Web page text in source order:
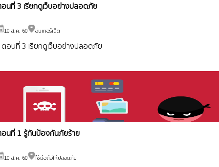
นที่ 3 เรียกดูเว็บอย่างปลอดภัย
10 ส.ค. 60 อินเทอร์เน็ต
ตอนที่ 3 เรียกดูเว็บอย่างปลอดภัย
นที่ 1 รู้ทันป้องกันภัยร้าย
10 ส.ค. 60 ใช้มือถือให้ปลอดภัย